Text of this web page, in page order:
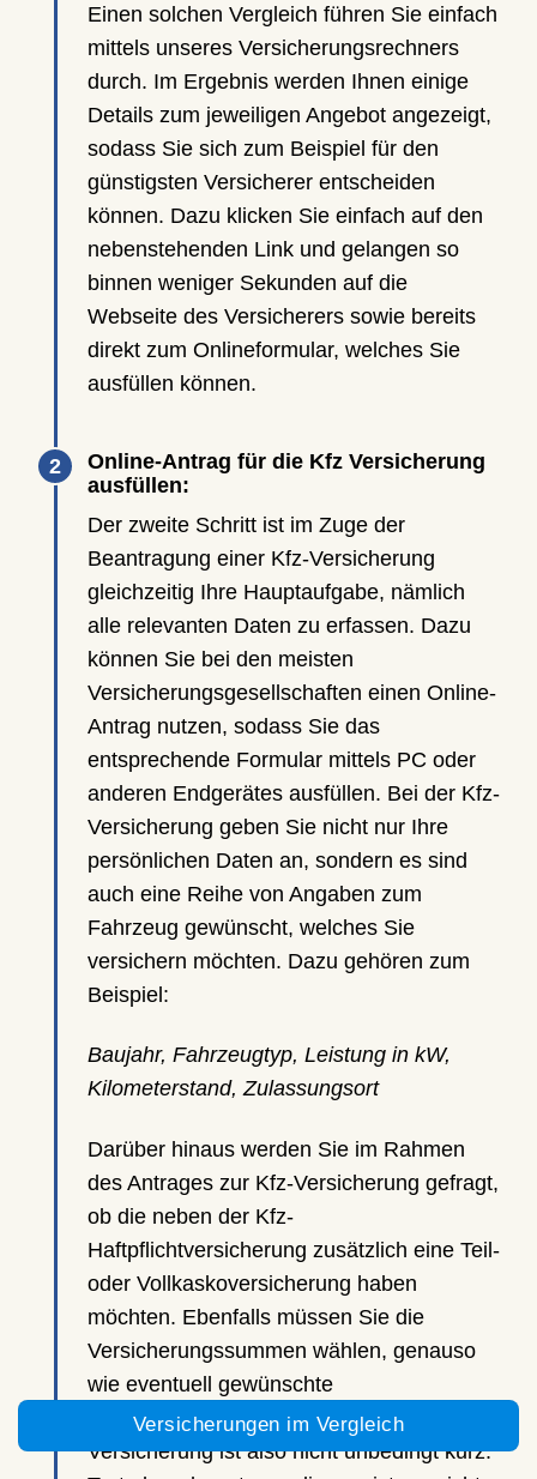
Versicherungen im Vergleich
Einen solchen Vergleich führen Sie einfach
mittels unseres Versicherungsrechners
durch. Im Ergebnis werden Ihnen einige
Details zum jeweiligen Angebot angezeigt,
sodass Sie sich zum Beispiel für den
günstigsten Versicherer entscheiden
können. Dazu klicken Sie einfach auf den
nebenstehenden Link und gelangen so
binnen weniger Sekunden auf die
Webseite des Versicherers sowie bereits
direkt zum Onlineformular, welches Sie
ausfüllen können.
Online-Antrag für die Kfz Versicherung
ausfüllen:
Der zweite Schritt ist im Zuge der
Beantragung einer Kfz-Versicherung
gleichzeitig Ihre Hauptaufgabe, nämlich
alle relevanten Daten zu erfassen. Dazu
können Sie bei den meisten
Versicherungsgesellschaften einen Online-
Antrag nutzen, sodass Sie das
entsprechende Formular mittels PC oder
anderen Endgerätes ausfüllen. Bei der Kfz-
Versicherung geben Sie nicht nur Ihre
persönlichen Daten an, sondern es sind
auch eine Reihe von Angaben zum
Fahrzeug gewünscht, welches Sie
versichern möchten. Dazu gehören zum
Beispiel:
Baujahr, Fahrzeugtyp, Leistung in kW,
Kilometerstand, Zulassungsort
Darüber hinaus werden Sie im Rahmen
des Antrages zur Kfz-Versicherung gefragt,
ob die neben der Kfz-
Haftpflichtversicherung zusätzlich eine Teil-
oder Vollkaskoversicherung haben
möchten. Ebenfalls müssen Sie die
Versicherungssummen wählen, genauso
wie eventuell gewünschte
Zusatzleistungen. Der Antrag zur Kfz-
Versicherung ist also nicht unbedingt kurz.